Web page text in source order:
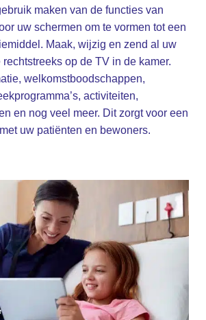
maken van de functies van
uw schermen om te vormen tot een
Maak, wijzig en zend al uw
op de TV in de kamer.
welkomstboodschappen,
activiteiten,
en nog veel meer. Dit zorgt voor een
uw patiënten en bewoners.